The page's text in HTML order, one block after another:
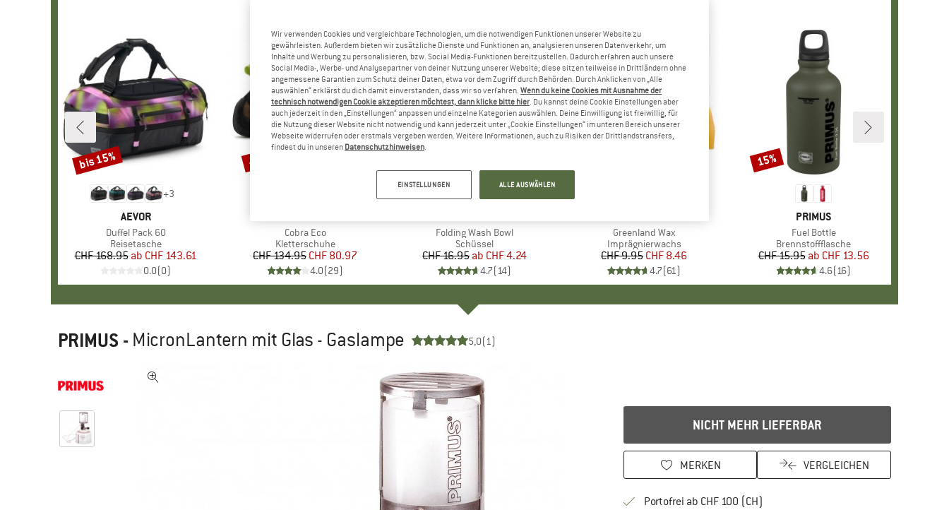
+3
MARKE
AEVOR
Artikel
Duffel Pack 60
Produktgruppe
Reisetasche
Preis
CHF 168.95 reduzierter Preis
ab CHF 143.61
0.0(0)
Rabatt
bis 15%
Artikel
Cobra Eco
Produktgruppe
Kletterschuhe
Preis
CHF 134.95reduzierter Preis
CHF 80.97
4.0(29)
Rabatt
40%
Artikel
Folding Wash Bowl
Produktgruppe
Schüssel
Preis
CHF 16.95 reduzierter Preis
ab CHF 4.24
4.7(14)
Artikel
Greenland Wax
Produktgruppe
Imprägnierwachs
Preis
CHF 9.95 reduzierter Preis
CHF 8.46
4.7(61)
MARKE
PRIMUS
Artikel
Fuel Bottle
Produktgruppe
Brennstoffflasche
Preis
CHF 15.95 reduzierter Preis
ab CHF 13.56
4.6(16)
Rabatt
15%
PRIMUS - MicronLantern mit Glas - Gaslampe 5,0(1)
NICHT MEHR LIEFERBAR
MERKEN VERGLEICHEN
Portofrei ab CHF 100 (CH)
Wir verwenden Cookies und vergleichbare Technologien, um die notwendigen Funktionen unserer Website zu
gewährleisten. Außerdem bieten wir zusätzliche Dienste und Funktionen an, analysieren unseren Datenverkehr, um
Inhalte und Werbung zu personalisieren, bzw. Social Media-Funktionen bereitzustellen. Dadurch erfahren auch unsere
Social Media-, Werbe- und Analysepartner von deiner Nutzung unserer Website; diese sitzen teilweise in Drittländern ohne
angemessene Garantien zum Schutz deiner Daten, etwa vor dem Zugriff durch Behörden. Durch Anklicken von „Alle
auswählen“ erklärst du dich damit einverstanden, dass wir so verfahren. Wenn du keine Cookies mit Ausnahme der
technisch notwendigen Cookie akzeptieren möchtest, dann klicke bitte hier. Du kannst deine Cookie Einstellungen aber
auch jederzeit in den „Einstellungen“ anpassen und einzelne Kategorien auswählen. Deine Einwilligung ist freiwillig, für
die Nutzung dieser Website nicht notwendig und kann jederzeit unter „Cookie Einstellungen“ im unteren Bereich unserer
Webseite widerrufen oder erstmals vergeben werden. Weitere Informationen, auch zu Risiken der Drittlandstransfers,
findest du in unseren Datenschutzhinweisen.
EINSTELLUNGEN ALLE AUSWÄHLEN